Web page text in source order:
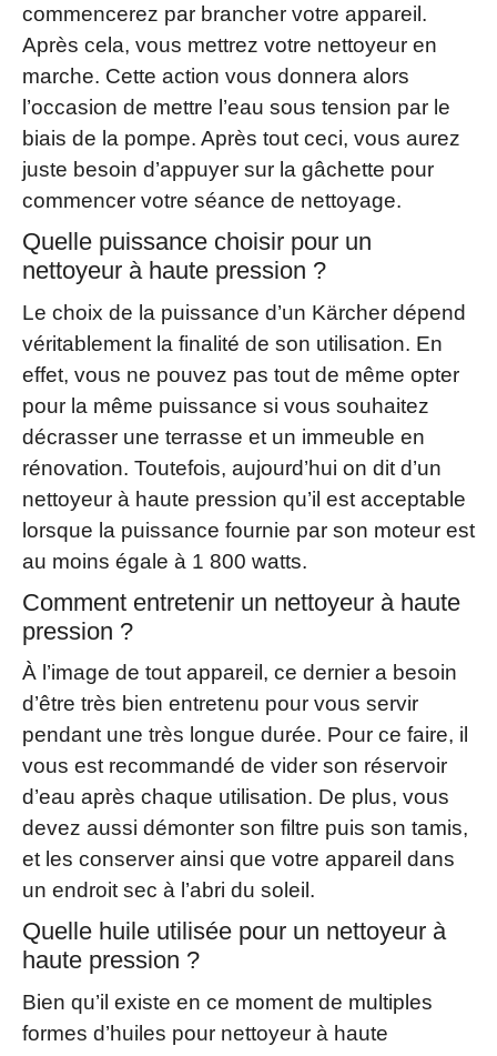
commencerez par brancher votre appareil.
Après cela, vous mettrez votre nettoyeur en
marche. Cette action vous donnera alors
l’occasion de mettre l’eau sous tension par le
biais de la pompe. Après tout ceci, vous aurez
juste besoin d’appuyer sur la gâchette pour
commencer votre séance de nettoyage.
Quelle puissance choisir pour un
nettoyeur à haute pression ?
Le choix de la puissance d’un Kärcher dépend
véritablement la finalité de son utilisation. En
effet, vous ne pouvez pas tout de même opter
pour la même puissance si vous souhaitez
décrasser une terrasse et un immeuble en
rénovation. Toutefois, aujourd’hui on dit d’un
nettoyeur à haute pression qu’il est acceptable
lorsque la puissance fournie par son moteur est
au moins égale à 1 800 watts.
Comment entretenir un nettoyeur à haute
pression ?
À l’image de tout appareil, ce dernier a besoin
d’être très bien entretenu pour vous servir
pendant une très longue durée. Pour ce faire, il
vous est recommandé de vider son réservoir
d’eau après chaque utilisation. De plus, vous
devez aussi démonter son filtre puis son tamis,
et les conserver ainsi que votre appareil dans
un endroit sec à l’abri du soleil.
Quelle huile utilisée pour un nettoyeur à
haute pression ?
Bien qu’il existe en ce moment de multiples
formes d’huiles pour nettoyeur à haute